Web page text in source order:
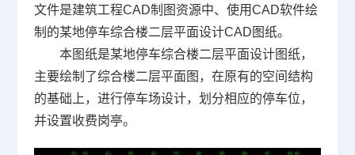
文件是建筑工程CAD制图 资源中、使用CAD软件绘
制的某地停车综合楼二层平面设计CAD图纸。
本图纸是某地停车综合楼二层平面设计图纸，
主要绘制了综合楼二层平面图，在原有的空间结构
的基础上，进行停车场设计，划分相应的停车位，
并设置收费岗亭。